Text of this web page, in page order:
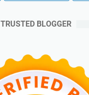
TRUSTED BLOGGER